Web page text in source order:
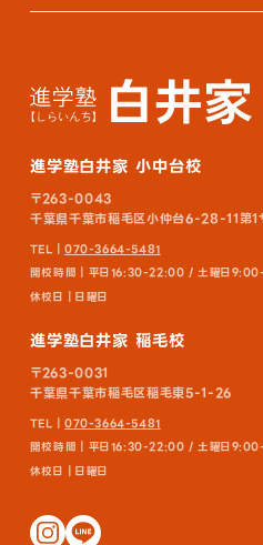
進学塾白井家 小中台校
〒263-0043
千葉県千葉市稲毛区小仲台6-28-11第1
TEL｜070-3664-5481
開校時間｜平日16:30-22:00 / 土曜日
休校日｜日曜日
進学塾白井家 稲毛校
〒263-0031
千葉県千葉市稲毛区稲毛東5-1-26
TEL｜070-3664-5481
開校時間｜平日16:30-22:00 / 土曜日
休校日｜日曜日